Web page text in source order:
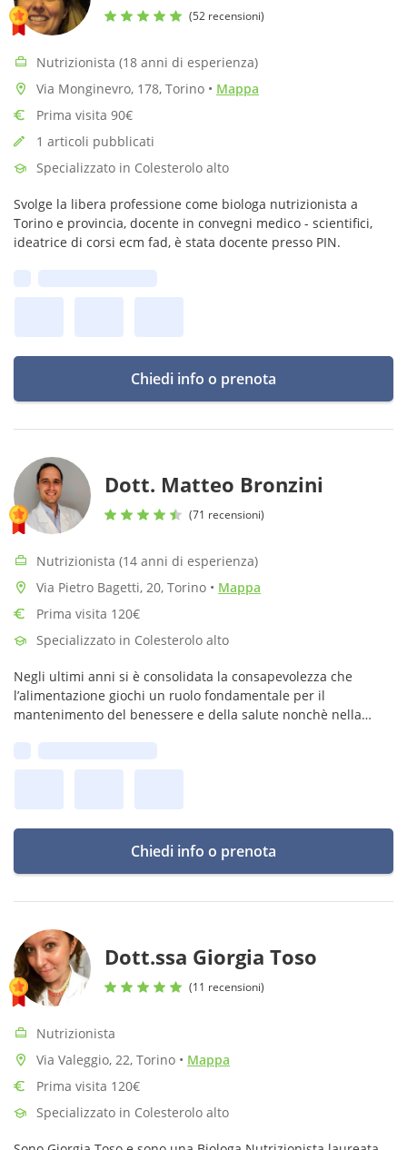
(52 recensioni)
Nutrizionista (18 anni di esperienza)
Via Monginevro, 178, Torino • Mappa
Prima visita 90€
1 articoli pubblicati
Specializzato in Colesterolo alto
Svolge la libera professione come biologa nutrizionista a
Torino e provincia, docente in convegni medico - scientifici,
ideatrice di corsi ecm fad, è stata docente presso PIN.
Chiedi info o prenota
Dott. Matteo Bronzini
(71 recensioni)
Nutrizionista (14 anni di esperienza)
Via Pietro Bagetti, 20, Torino • Mappa
Prima visita 120€
Specializzato in Colesterolo alto
Negli ultimi anni si è consolidata la consapevolezza che
l’alimentazione giochi un ruolo fondamentale per il
mantenimento del benessere e della salute nonchè nella
Chiedi info o prenota
Dott.ssa Giorgia Toso
(11 recensioni)
Nutrizionista
Via Valeggio, 22, Torino • Mappa
Prima visita 120€
Specializzato in Colesterolo alto